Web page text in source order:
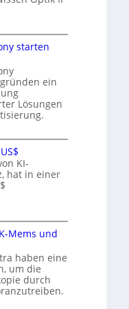
starten
ein
Lösungen
KI-
hat in einer
Mems und
haben eine
um die
durch